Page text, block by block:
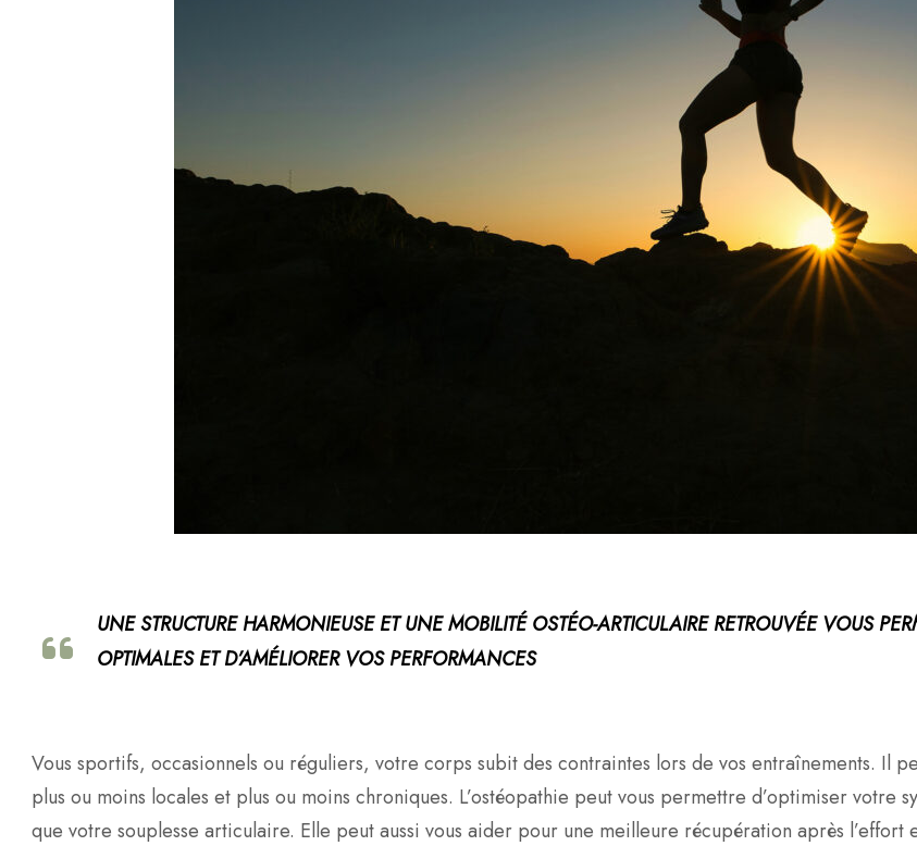
UNE STRUCTURE HARMONIEUSE ET UNE MOBILITÉ OSTÉO-ARTICULAIRE RETROUVÉE VOUS
OPTIMALES ET D’AMÉLIORER VOS PERFORMANCES
Vous sportifs, occasionnels ou réguliers, votre corps subit des contraintes lors de vos entraînements. Il
plus ou moins locales et plus ou moins chroniques. L’ostéopathie peut vous permettre d’optimiser
que votre souplesse articulaire. Elle peut aussi vous aider pour une meilleure récupération après